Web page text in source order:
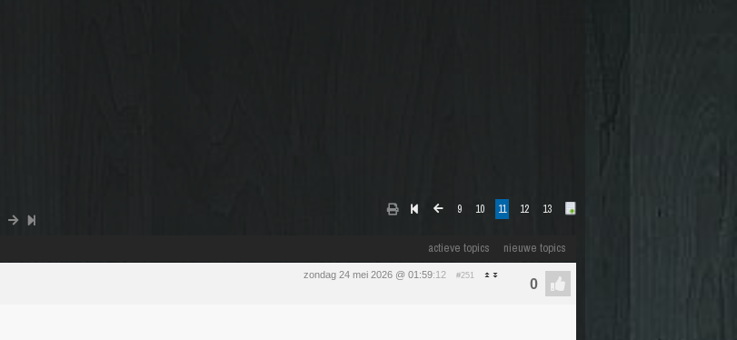
9 10 11 12 13
actieve topics nieuwe topics
zondag 24 mei 2026 @ 01:59:12 #251